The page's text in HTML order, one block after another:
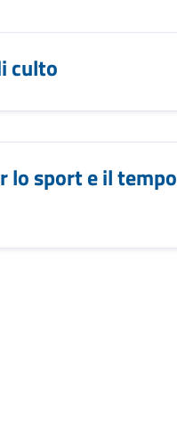
culto
lo sport e il tempo